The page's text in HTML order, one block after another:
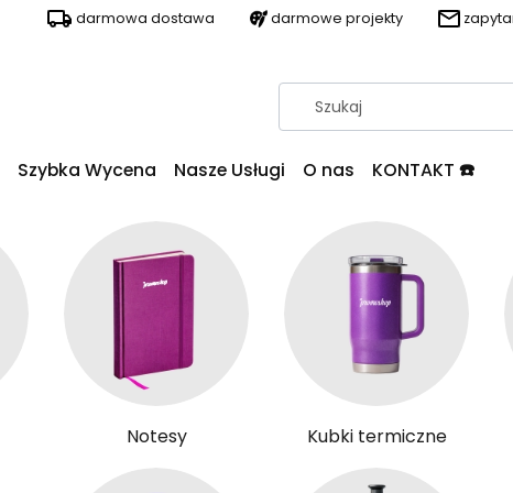
darmowa dostawa darmowe projekty
Szybka Wycena Nasze Usługi O nas KONTAKT ☎️
Notesy Kubki termiczne